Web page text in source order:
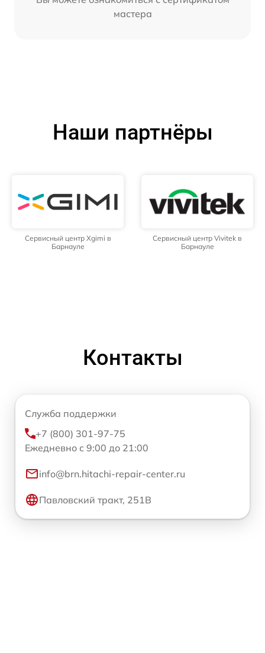
мастера
Наши партнёры
Сервисный центр Xgimi в
Барнауле
Сервисный центр Vivitek в
Барнауле
Контакты
Служба поддержки
+7 (800) 301-97-75
Ежедневно с 9:00 до 21:00
info@brn.hitachi-repair-center.ru
Павловский тракт, 251В